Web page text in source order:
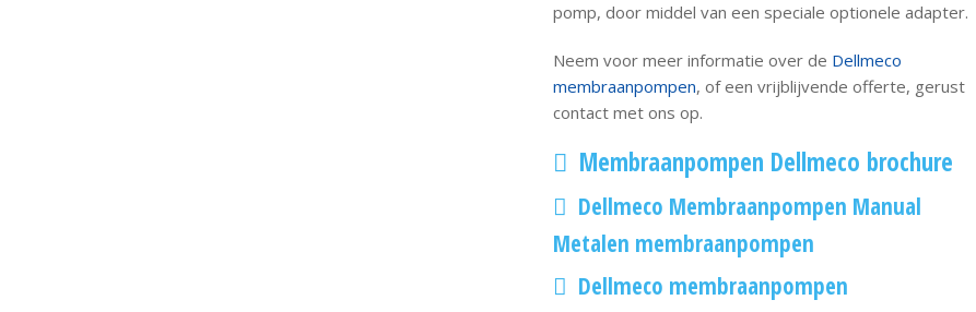
pomp, door middel van een speciale optionele adapter.
Neem voor meer informatie over de Dellmeco
membraanpompen, of een vrijblijvende offerte, gerust
contact met ons op.
Membraanpompen Dellmeco brochure
Dellmeco Membraanpompen Manual
Metalen membraanpompen
Dellmeco membraanpompen